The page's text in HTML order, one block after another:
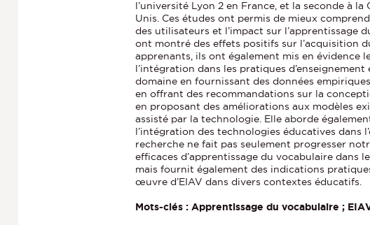
l’université Lyon 2 en France, et la seconde à
Unis. Ces études ont permis de mieux
des utilisateurs et l’impact sur l’apprentissage
ont montré des effets positifs sur l’acquisition
apprenants, ils ont également mis en évidence
l’intégration dans les pratiques
domaine en fournissant des données
en offrant des recommandations sur la
en proposant des améliorations aux modèles
assisté par la technologie. Elle aborde
l’intégration des technologies éducatives dans
recherche ne fait pas seulement progresser
efficaces d’apprentissage du vocabulaire dans
mais fournit également des indications
œuvre d’EIAV dans divers contextes éducatifs.
Mots-clés : Apprentissage du vocabulaire ;